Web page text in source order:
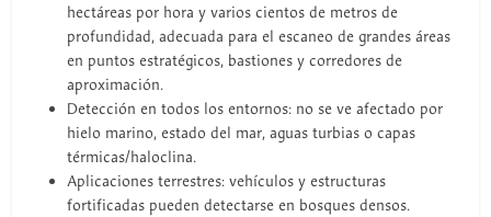
hectáreas por hora y varios cientos de metros de
profundidad, adecuada para el escaneo de grandes áreas
en puntos estratégicos, bastiones y corredores de
aproximación.
Detección en todos los entornos: no se ve afectado por
hielo marino, estado del mar, aguas turbias o capas
térmicas/haloclina.
Aplicaciones terrestres: vehículos y estructuras
fortificadas pueden detectarse en bosques densos.